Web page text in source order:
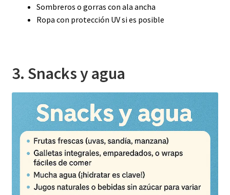
Sombreros o gorras con ala ancha
Ropa con protección UV si es posible
3. Snacks y agua